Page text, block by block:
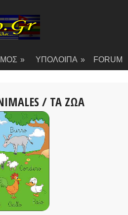
» ΥΠΟΛΟΙΠΑ » FORUM
/ ΤΑ ΖΩΑ